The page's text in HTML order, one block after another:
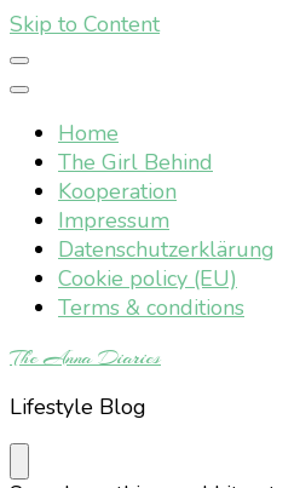
Skip to Content
Home
The Girl Behind
Kooperation
Impressum
Datenschutzerklärung
Cookie policy (EU)
Terms & conditions
The Anna Diaries
Lifestyle Blog